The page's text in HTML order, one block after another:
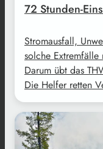
72 Stunden-
Stromausfall,
solche Extremfälle
Darum übt das
Die Helfer retten